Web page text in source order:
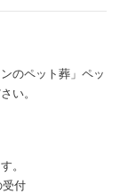
のペット葬」ペッ
い。
。
受付